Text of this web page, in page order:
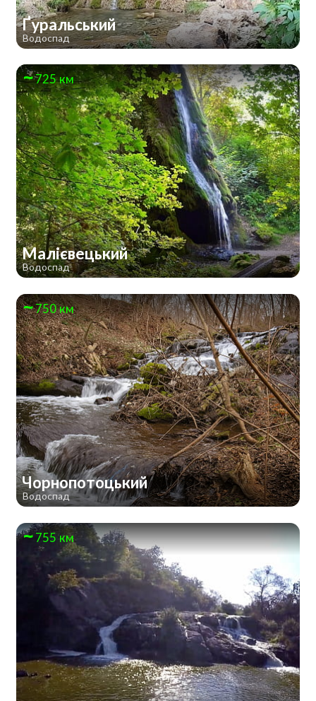
Ґуральський
Водоспад
725 км
Малієвецький
Водоспад
750 км
Чорнопотоцький
Водоспад
755 км